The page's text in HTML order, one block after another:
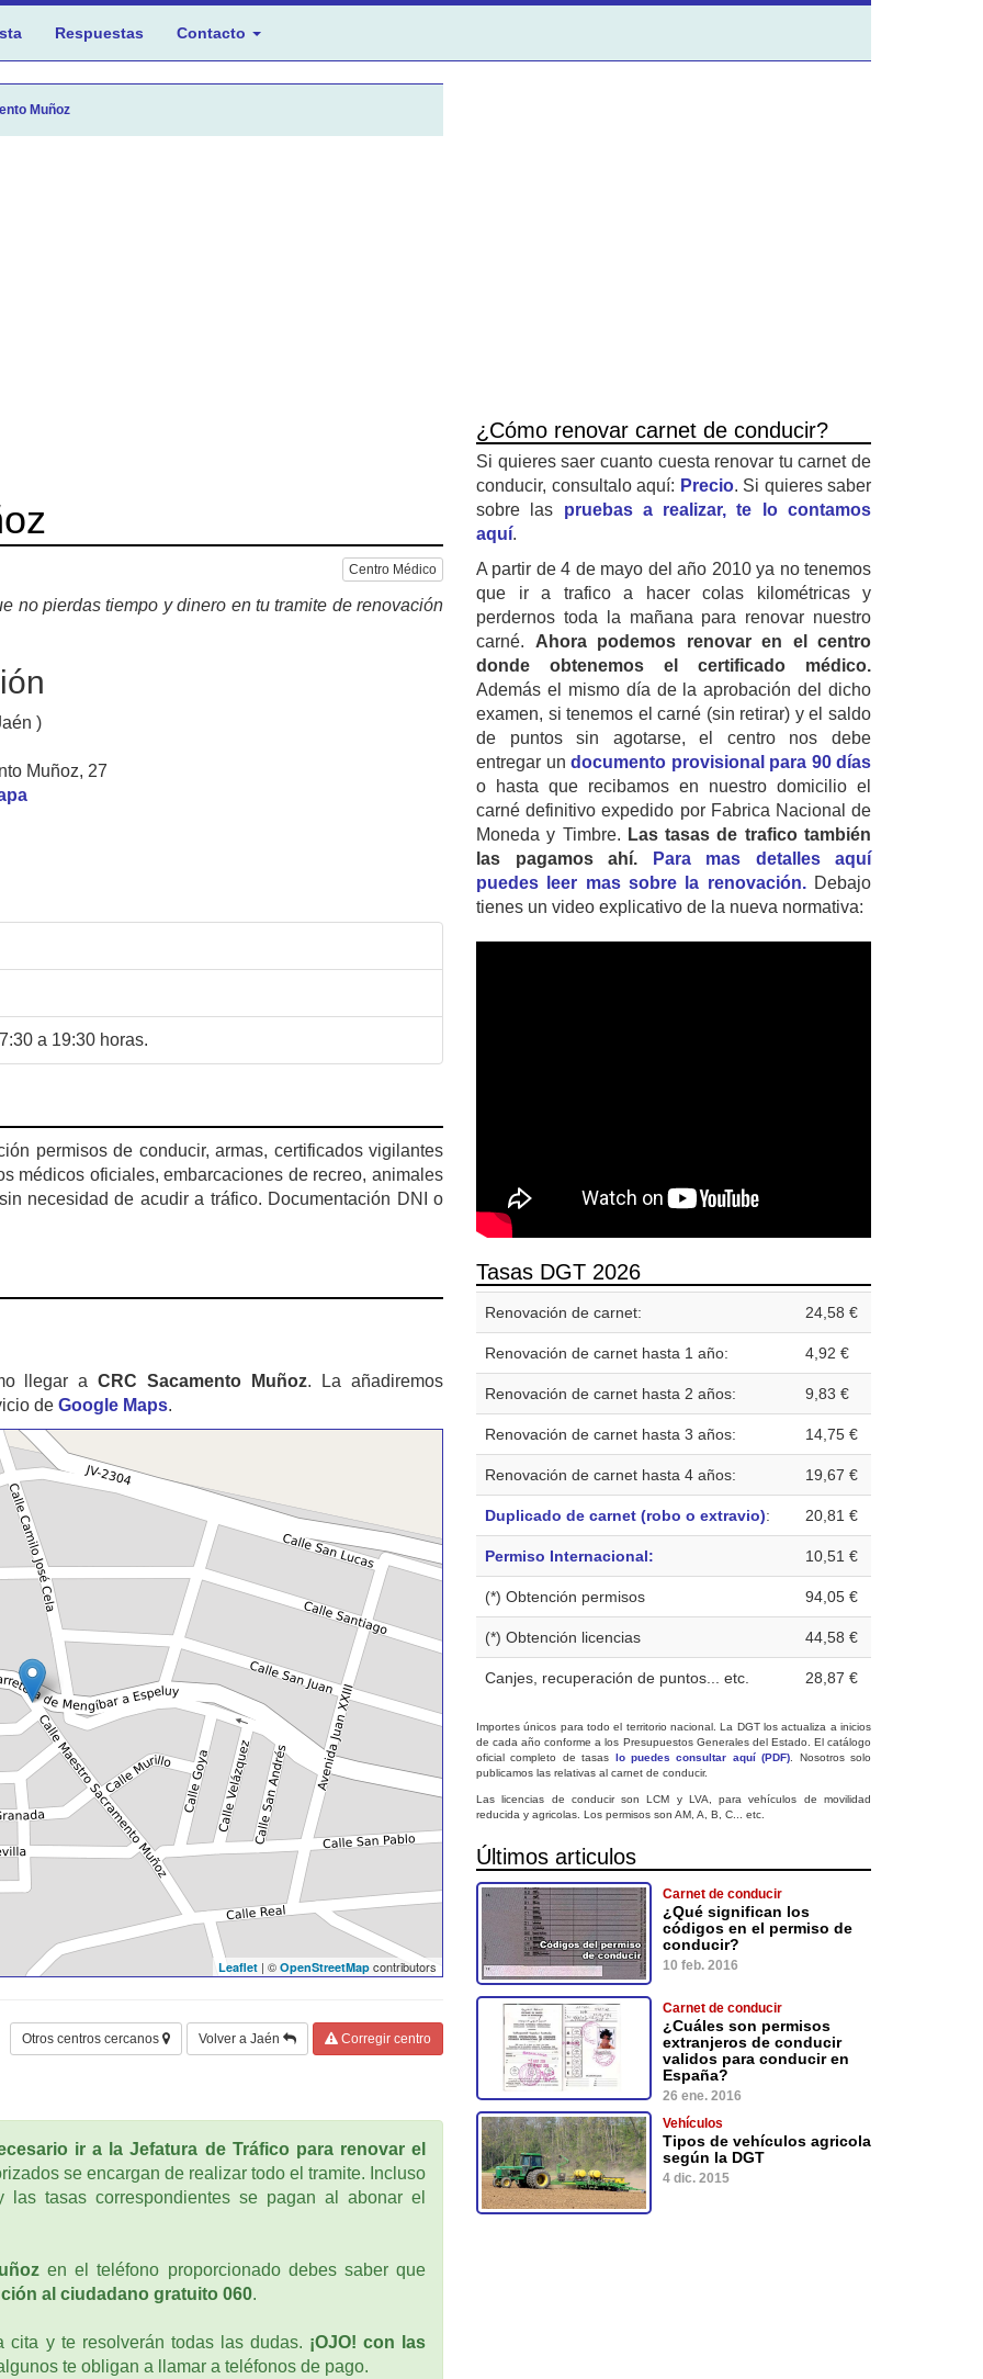
Respuestas Contacto
Muñoz
Centro Médico
no pierdas tiempo y dinero en tu tramite de renovación
)
Muñoz, 27
a 19:30 horas.
permisos de conducir, armas, certificados vigilantes
médicos oficiales, embarcaciones de recreo, animales
necesidad de acudir a tráfico. Documentación DNI o
llegar aCRC Sacamento Muñoz. La añadiremos
de Google Maps.
Leaflet | © OpenStreetMap contributors
Otros centros cercanos Volver a Jaén Corregir centro
ir a la Jefatura de Tráfico para renovar el
se encargan de realizar todo el tramite. Incluso
tasas correspondientes se pagan al abonar el
en el teléfono proporcionado debes saber que
al ciudadano gratuito 060.
cita y te resolverán todas las dudas. ¡OJO! con las
te obligan a llamar a teléfonos de pago.
¿Cómo renovar carnet de conducir?
Si quieres saer cuanto cuesta renovar tu carnet de
conducir, consultalo aquí: Precio. Si quieres saber
sobre las pruebas a realizar, te lo contamos
aquí.
A partir de 4 de mayo del año 2010 ya no tenemos
que ir a trafico a hacer colas kilométricas y
perdernos toda la mañana para renovar nuestro
carné. Ahora podemos renovar en el centro
donde obtenemos el certificado médico.
Además el mismo día de la aprobación del dicho
examen, si tenemos el carné (sin retirar) y el saldo
de puntos sin agotarse, el centro nos debe
entregar un documento provisional para 90 días
o hasta que recibamos en nuestro domicilio el
carné definitivo expedido por Fabrica Nacional de
Moneda y Timbre. Las tasas de trafico también
las pagamos ahí.
Para mas detalles aquí
puedes leer mas sobre la renovación.Debajo
tienes un video explicativo de la nueva normativa:
Tasas DGT 2026
Renovación de carnet: 24,58 €
Renovación de carnet hasta 1 año: 4,92 €
Renovación de carnet hasta 2 años: 9,83 €
Renovación de carnet hasta 3 años: 14,75 €
Renovación de carnet hasta 4 años: 19,67 €
Duplicado de carnet (robo o extravio): 20,81 €
Permiso Internacional: 10,51 €
(*) Obtención permisos 94,05 €
(*) Obtención licencias 44,58 €
Canjes, recuperación de puntos... etc. 28,87 €
Importes únicos para todo el territorio nacional. La DGT los actualiza a inicios
de cada año conforme a los Presupuestos Generales del Estado. El catálogo
oficial completo de tasas lo puedes consultar aquí (PDF) . Nosotros solo
publicamos las relativas al carnet de conducir.
Las licencias de conducir son LCM y LVA, para vehículos de movilidad
reducida y agricolas. Los permisos son AM, A, B, C... etc.
Últimos articulos
Carnet de conducir
¿Qué significan los
códigos en el permiso de
conducir?
10 feb. 2016
Carnet de conducir
¿Cuáles son permisos
extranjeros de conducir
validos para conducir en
España?
26 ene. 2016
Vehículos
Tipos de vehículos agricola
según la DGT
4 dic. 2015